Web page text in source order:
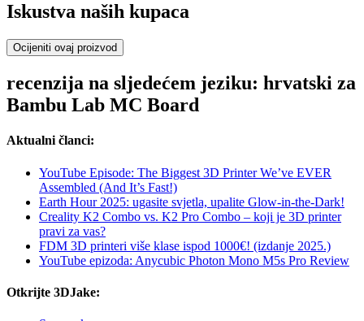
Iskustva naših kupaca
Ocijeniti ovaj proizvod
recenzija na sljedećem jeziku: hrvatski za
Bambu Lab MC Board
Aktualni članci:
YouTube Episode: The Biggest 3D Printer We’ve EVER
Assembled (And It’s Fast!)
Earth Hour 2025: ugasite svjetla, upalite Glow-in-the-Dark!
Creality K2 Combo vs. K2 Pro Combo – koji je 3D printer
pravi za vas?
FDM 3D printeri više klase ispod 1000€! (izdanje 2025.)
YouTube epizoda: Anycubic Photon Mono M5s Pro Review
Otkrijte 3DJake: